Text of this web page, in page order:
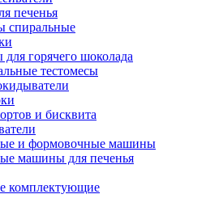
печенья
спиральные
горячего шоколада
тестомесы
и бисквита
и формовочные машины
машины для печенья
комплектующие